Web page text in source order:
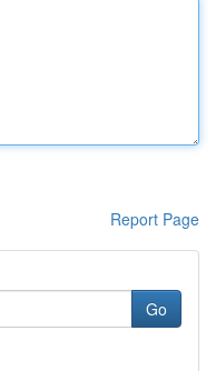
Report Page
Go